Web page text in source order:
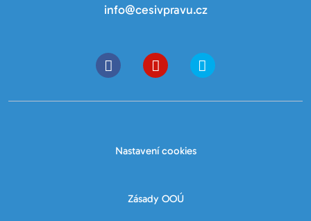
info@cesivpravu.cz
Nastavení cookies
Zásady OOÚ